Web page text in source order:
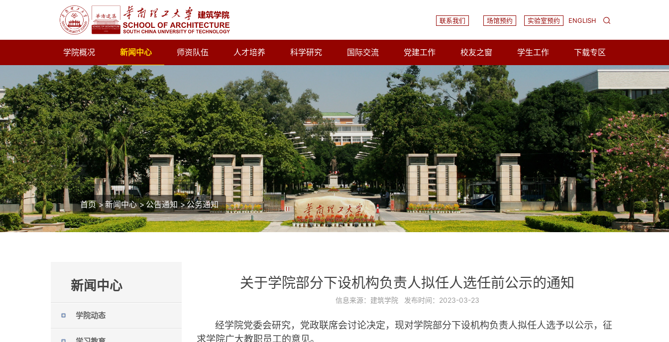
联系我们 场馆预约 实验室预约 ENGLISH
学院概况 新闻中心 师资队伍 人才培养 科学研究 国际交流 党建工作 校友之窗 学生工作 下载专区
首页>新闻中心>公告通知>公务通知
新闻中心
学院动态
关于学院部分下设机构负责人拟任人选任前公示的通知
信息来源： 建筑学院发布时间： 2023-03-23
经学院党委会研究，党政联席会讨论决定，现对学院部分下设机构负责人拟任人选予以公示，征
求学院广大教职员工的意见。